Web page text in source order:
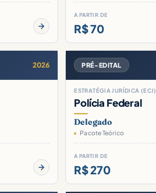
A PARTIR DE
R$ 70
2026 PRÉ-EDITAL
ESTRATÉGIA JURÍDICA (ECJ)
Polícia Federal
Delegado
Pacote Teórico
A PARTIR DE
R$ 270